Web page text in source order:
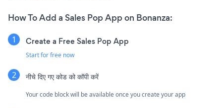
How To Add a Sales Pop App on Bonanza:
Create a Free Sales Pop App
Start for free now
नीचे दिए गए कोड को कॉपी करें
Your code block will be available once you create your app